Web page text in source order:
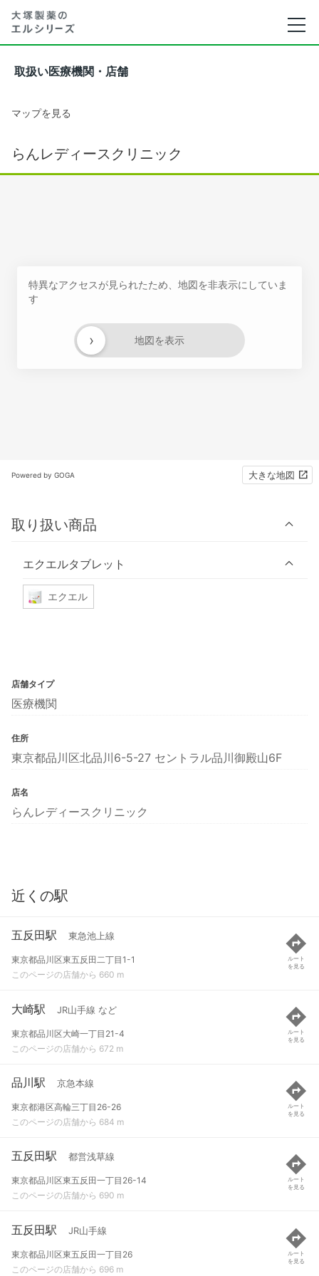
取扱い医療機関・店舗
マップを見る
らんレディースクリニック
特異なアクセスが見られたため、地図を非表示にしていま
す
地図を表示
›
Powered by GOGA 大きな地図
取り扱い商品
エクエルタブレット
エクエル
店舗タイプ
医療機関
住所
東京都品川区北品川6-5-27 セントラル品川御殿山6F
店名
らんレディースクリニック
近くの駅
五反田駅 東急池上線
東京都品川区東五反田二丁目1-1
このページの店舗から 660 m
ルート
を見る
大崎駅 JR山手線 など
東京都品川区大崎一丁目21-4
このページの店舗から 672 m
ルート
を見る
品川駅 京急本線
東京都港区高輪三丁目26-26
このページの店舗から 684 m
ルート
を見る
五反田駅 都営浅草線
東京都品川区東五反田一丁目26-14
このページの店舗から 690 m
ルート
を見る
五反田駅 JR山手線
東京都品川区東五反田一丁目26
このページの店舗から 696 m
ルート
を見る